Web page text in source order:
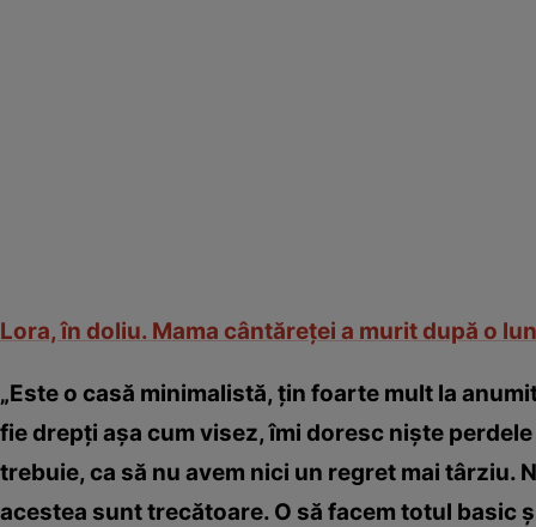
Lora, în doliu. Mama cântăreţei a murit după o
„Este o casă minimalistă, ţin foarte mult la
fie drepţi aşa cum visez, îmi doresc nişte
trebuie, ca să nu avem nici un regret mai târziu.
acestea sunt trecătoare. O să facem totul basic